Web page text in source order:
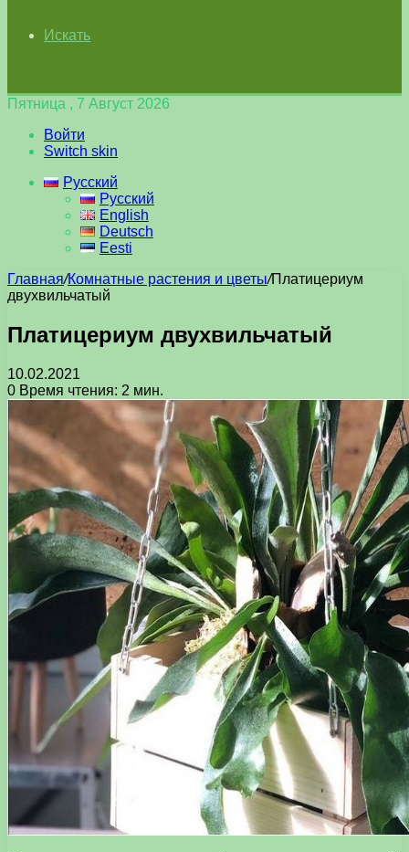
Искать
Пятница , 7 Август 2026
Войти
Switch skin
Русский
Русский
English
Deutsch
Eesti
Главная/Комнатные растения и цветы/Платицериум
двухвильчатый
Платицериум двухвильчатый
10.02.2021
0 Время чтения: 2 мин.